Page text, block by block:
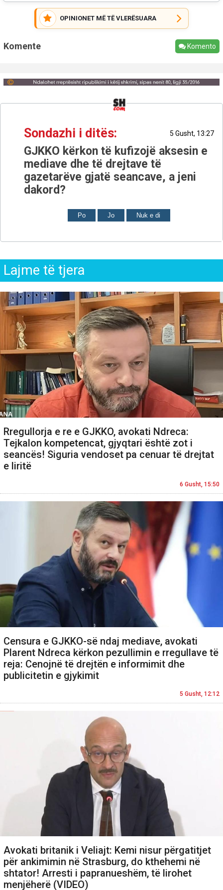
OPINIONET MË TË VLERËSUARA
Komente Komento
Sondazhi i ditës: 5 Gusht, 13:27
GJKKO kërkon të kufizojë aksesin e
mediave dhe të drejtave të
gazetarëve gjatë seancave, a jeni
dakord?
Po Jo Nuk e di
Lajme të tjera
Rregullorja e re e GJKKO, avokati Ndreca:
Tejkalon kompetencat, gjyqtari është zot i
seancës! Siguria vendoset pa cenuar të drejtat
e liritë
6 Gusht, 15:50
Censura e GJKKO-së ndaj mediave, avokati
Plarent Ndreca kërkon pezullimin e rregullave të
reja: Cenojnë të drejtën e informimit dhe
publicitetin e gjykimit
5 Gusht, 12:12
Avokati britanik i Veliajt: Kemi nisur përgatitjet
për ankimimin në Strasburg, do kthehemi në
shtator! Arresti i papranueshëm, të lirohet
menjëherë (VIDEO)